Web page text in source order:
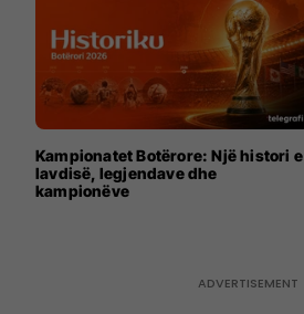
Kampionatet Botërore: Një histori e
lavdisë, legjendave dhe
kampionëve